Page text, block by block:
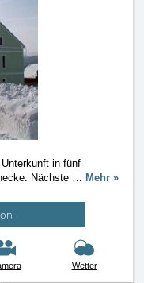
in fünf
Nächste … Mehr »
Wetter